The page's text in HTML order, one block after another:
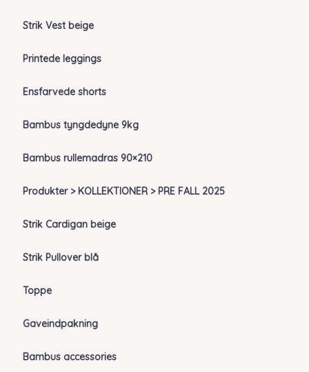
Strik Vest beige
Printede leggings
Ensfarvede shorts
Bambus tyngdedyne 9kg
Bambus rullemadras 90×210
Produkter > KOLLEKTIONER > PRE FALL 2025
Strik Cardigan beige
Strik Pullover blå
Toppe
Gaveindpakning
Bambus accessories